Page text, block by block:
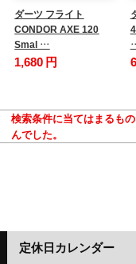
ダーツ フライト
CONDOR AXE 120
Smal …
1,680 円
検索条件に当てはまるも
んでした。
定休日カレンダー